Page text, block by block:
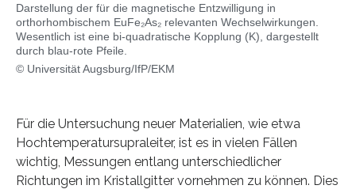
Darstellung der für die magnetische Entzwilligung in
orthorhombischem EuFe₂As₂ relevanten Wechselwirkungen.
Wesentlich ist eine bi-quadratische Kopplung (K), dargestellt
durch blau-rote Pfeile.
© Universität Augsburg/IfP/EKM
Für die Untersuchung neuer Materialien, wie etwa
Hochtemperatursupraleiter, ist es in vielen Fällen
wichtig, Messungen entlang unterschiedlicher
Richtungen im Kristallgitter vornehmen zu können. Dies